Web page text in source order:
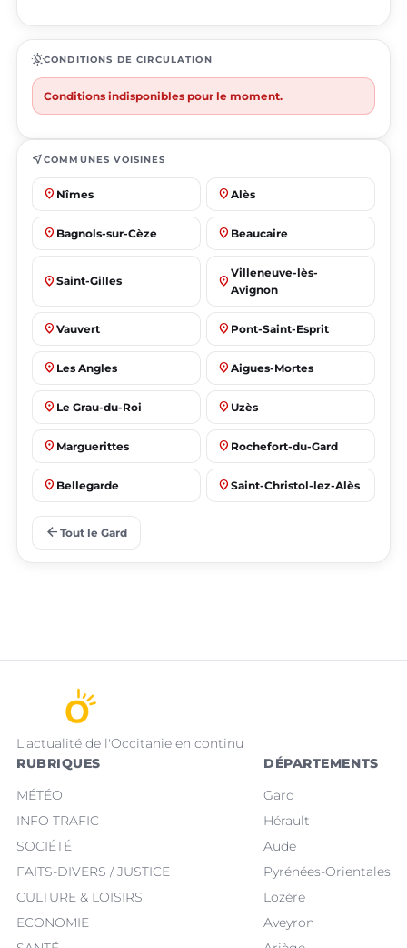
routineCONDITIONS DE CIRCULATION
Conditions indisponibles pour le moment.
near_meCOMMUNES VOISINES
place Nîmes place Alès
place Bagnols-sur-Cèze place Beaucaire
place Saint-Gilles place
Villeneuve-lès-
Avignon
place Vauvert place Pont-Saint-Esprit
place Les Angles place Aigues-Mortes
place Le Grau-du-Roi place Uzès
place Marguerittes place Rochefort-du-Gard
place Bellegarde place Saint-Christol-lez-Alès
place
arrow_back Tout le Gard
L'actualité de l'Occitanie en continu
RUBRIQUES
MÉTÉO
INFO TRAFIC
SOCIÉTÉ
FAITS-DIVERS / JUSTICE
CULTURE & LOISIRS
ECONOMIE
DÉPARTEMENTS
Gard
Hérault
Aude
Pyrénées-Orientales
Lozère
Aveyron